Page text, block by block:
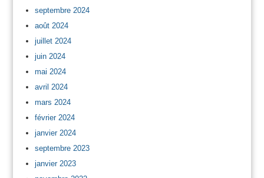
septembre 2024
août 2024
juillet 2024
juin 2024
mai 2024
avril 2024
mars 2024
février 2024
janvier 2024
septembre 2023
janvier 2023